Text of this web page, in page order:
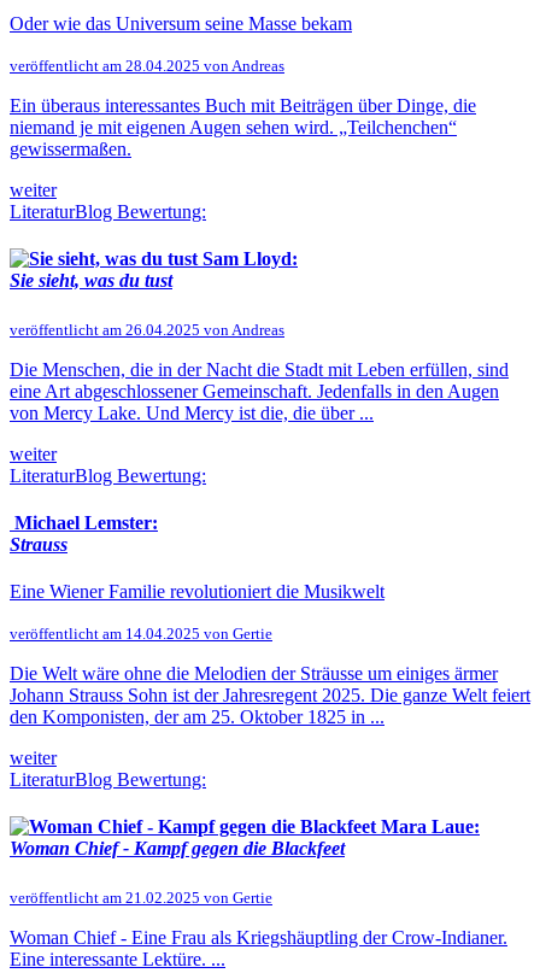
Oder wie das Universum seine Masse bekam
veröffentlicht am 28.04.2025 von Andreas
Ein überaus interessantes Buch mit Beiträgen über Dinge, die
niemand je mit eigenen Augen sehen wird. „Teilchenchen“
gewissermaßen.
weiter
LiteraturBlog Bewertung:
Sam Lloyd:
Sie sieht, was du tust
veröffentlicht am 26.04.2025 von Andreas
Die Menschen, die in der Nacht die Stadt mit Leben erfüllen, sind
eine Art abgeschlossener Gemeinschaft. Jedenfalls in den Augen
von Mercy Lake. Und Mercy ist die, die über ...
weiter
LiteraturBlog Bewertung:
Michael Lemster:
Strauss
Eine Wiener Familie revolutioniert die Musikwelt
veröffentlicht am 14.04.2025 von Gertie
Die Welt wäre ohne die Melodien der Sträusse um einiges ärmer
Johann Strauss Sohn ist der Jahresregent 2025. Die ganze Welt feiert
den Komponisten, der am 25. Oktober 1825 in ...
weiter
LiteraturBlog Bewertung:
Mara Laue:
Woman Chief - Kampf gegen die Blackfeet
veröffentlicht am 21.02.2025 von Gertie
Woman Chief - Eine Frau als Kriegshäuptling der Crow-Indianer.
Eine interessante Lektüre. ...